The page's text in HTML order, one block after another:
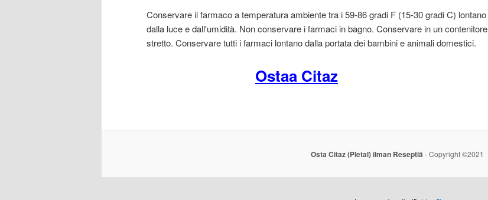
Conservare il farmaco a temperatura ambiente tra i 59-86 gradi F (15-30 gradi C) lontano
dalla luce e dall'umidità. Non conservare i farmaci in bagno. Conservare in un contenitore
stretto. Conservare tutti i farmaci lontano dalla portata dei bambini e animali domestici.
Ostaa Citaz
Osta Citaz (Pletal) ilman Reseptiä - Copyright ©2021